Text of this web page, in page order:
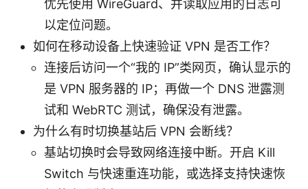
优先使用 WireGuard、并读取应用的日志可
以定位问题。
如何在移动设备上快速验证 VPN 是否工作？
连接后访问一个“我的 IP”类网页，确认显示的
是 VPN 服务器的 IP；再做一个 DNS 泄露测
试和 WebRTC 测试，确保没有泄露。
为什么有时切换基站后 VPN 会断线？
基站切换时会导致网络连接中断。开启 Kill
Switch 与快速重连功能，或选择支持快速恢